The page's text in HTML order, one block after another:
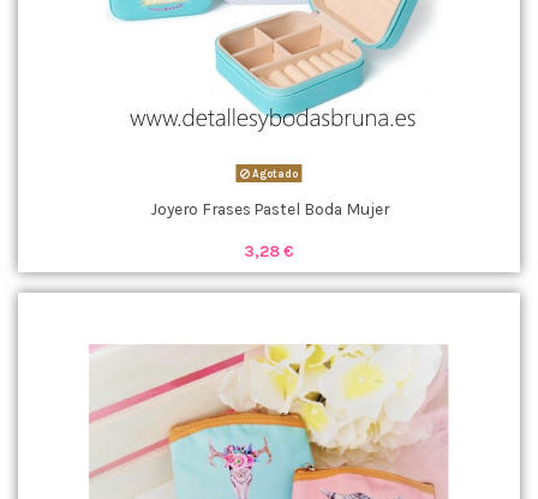
Agotado
Joyero Frases Pastel Boda Mujer
3,28 €